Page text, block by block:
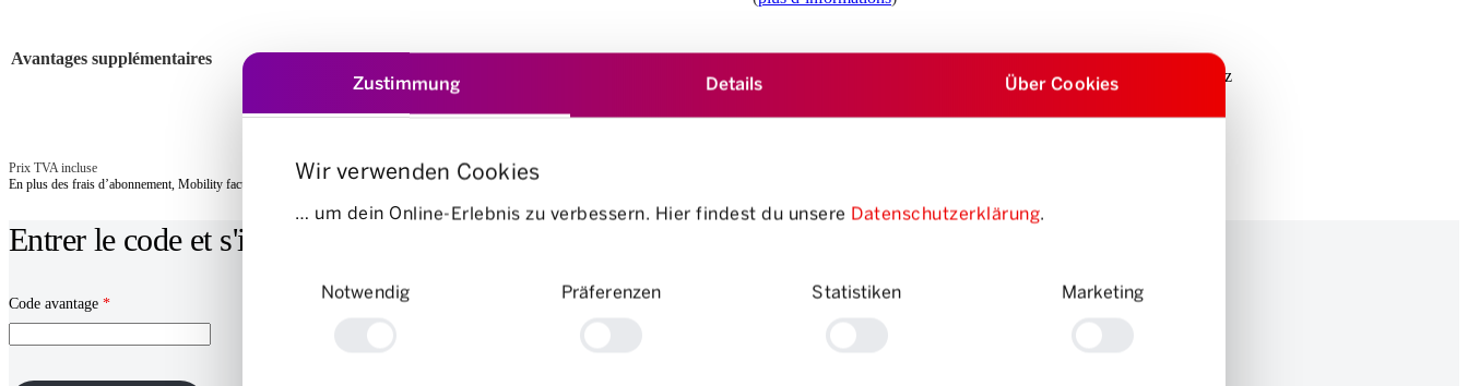
Zustimmung Details Über Cookies
Wir verwenden Cookies
… um dein Online-Erlebnis zu verbessern. Hier findest du unsere Datenschutzerklärung.
Notwendig
Präferenzen Statistiken Marketing
Avantages supplémentaires
de voiture longue durée à prix réduit
chez Hertz
Conversion de superpoints Coop en crédits de circulation
Prix TVA incluse
En plus des frais d’abonnement, Mobility facture un
tarif horaire et kilométrique.
Entrer le code et s'inscrire
Code avantage *